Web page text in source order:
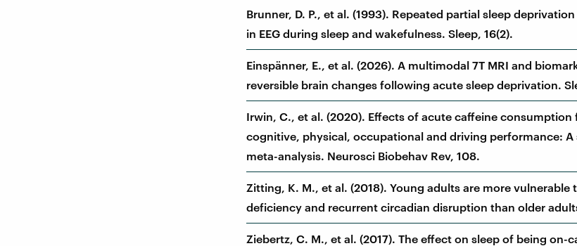
Brunner, D. P., et al. (1993). Repeated partial sleep
in EEG during sleep and wakefulness. Sleep, 16(2).
Einspänner, E., et al. (2026). A multimodal 7T MRI and
reversible brain changes following acute sleep deprivation.
Irwin, C., et al. (2020). Effects of acute caffeine consumption
cognitive, physical, occupational and driving performance: A
meta-analysis. Neurosci Biobehav Rev, 108.
Zitting, K. M., et al. (2018). Young adults are more vulnerable
deficiency and recurrent circadian disruption than older
Ziebertz, C. M., et al. (2017). The effect on sleep of being on-